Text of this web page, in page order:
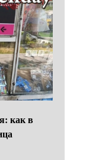
как в